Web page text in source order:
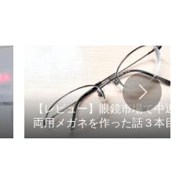
【レビュー】眼鏡市場で中近
両用メガネを作った話３本目